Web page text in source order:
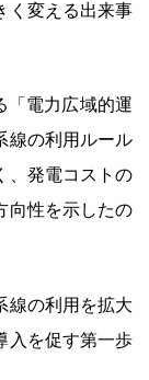
く変える出来事
「電力広域的運
線の利用ルール
、発電コストの
向性を示したの
線の利用を拡大
入を促す第一歩